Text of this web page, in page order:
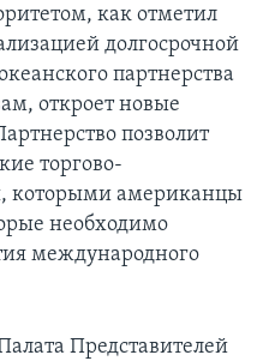
как отметил
долгосрочной
партнерства
откроет новые
позволит
торгово-
которыми американцы
необходимо
международного
Представителей